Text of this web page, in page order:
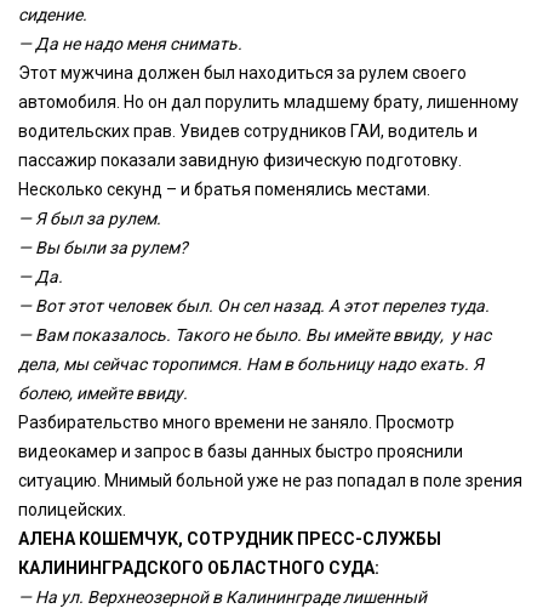
сидение.
— Да не надо меня снимать.
Этот мужчина должен был находиться за рулем своего
автомобиля. Но он дал порулить младшему брату, лишенному
водительских прав. Увидев сотрудников ГАИ, водитель и
пассажир показали завидную физическую подготовку.
Несколько секунд – и братья поменялись местами.
— Я был за рулем.
— Вы были за рулем?
— Да.
— Вот этот человек был. Он сел назад. А этот перелез туда.
— Вам показалось. Такого не было. Вы имейте ввиду, у нас
дела, мы сейчас торопимся. Нам в больницу надо ехать. Я
болею, имейте ввиду.
Разбирательство много времени не заняло. Просмотр
видеокамер и запрос в базы данных быстро прояснили
ситуацию. Мнимый больной уже не раз попадал в поле зрения
полицейских.
АЛЕНА КОШЕМЧУК, СОТРУДНИК ПРЕСС-СЛУЖБЫ
КАЛИНИНГРАДСКОГО ОБЛАСТНОГО СУДА:
— На ул. Верхнеозерной в Калининграде лишенный